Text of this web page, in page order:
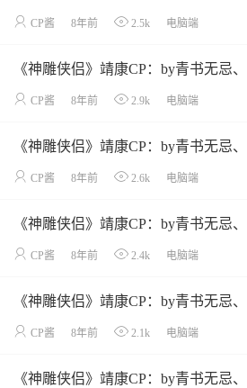
CP酱 8年前 2.5k 电脑端
《神雕侠侣》靖康CP：by青书无忌
CP酱 8年前 2.9k 电脑端
《神雕侠侣》靖康CP：by青书无忌
CP酱 8年前 2.6k 电脑端
《神雕侠侣》靖康CP：by青书无忌
CP酱 8年前 2.4k 电脑端
《神雕侠侣》靖康CP：by青书无忌
CP酱 8年前 2.1k 电脑端
《神雕侠侣》靖康CP：by青书无忌